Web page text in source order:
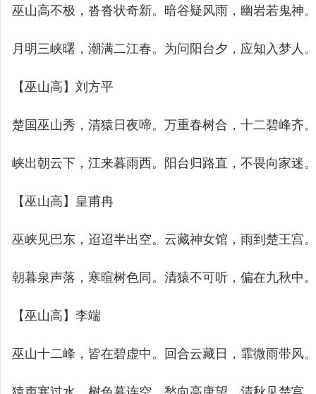
巫山高不极，沓沓状奇新。暗谷疑风雨，幽岩若鬼神。
月明三峡曙，潮满二江春。为问阳台夕，应知入梦人。
【巫山高】刘方平
楚国巫山秀，清猿日夜啼。万重春树合，十二碧峰齐。
峡出朝云下，江来暮雨西。阳台归路直，不畏向家迷。
【巫山高】皇甫冉
巫峡见巴东，迢迢半出空。云藏神女馆，雨到楚王宫。
朝暮泉声落，寒暄树色同。清猿不可听，偏在九秋中。
【巫山高】李端
巫山十二峰，皆在碧虚中。回合云藏日，霏微雨带风。